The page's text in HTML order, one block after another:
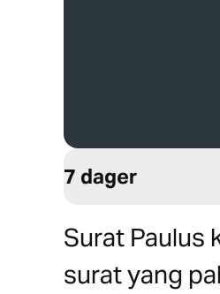
7 dager
Surat Paulus
surat yang